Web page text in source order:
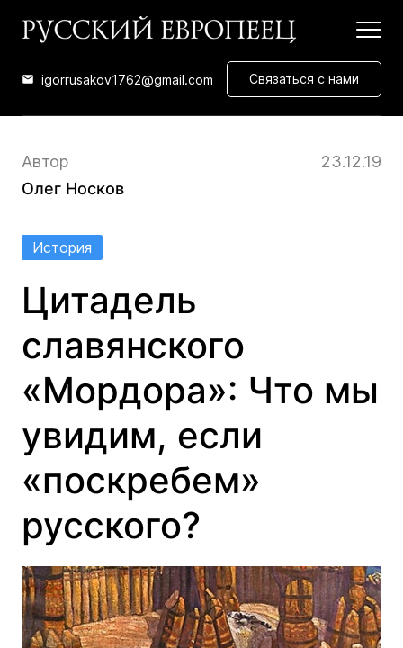
igorrusakov1762@gmail.com Связаться с нами
Автор
Олег Носков
23.12.19
Цитадель
славянского
«Мордора»: Что мы
увидим, если
«поскребем»
русского?
История